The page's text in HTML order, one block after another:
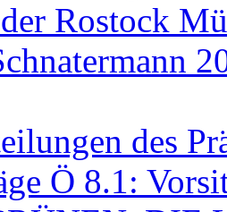
Rostock
des
Ö 8.1: